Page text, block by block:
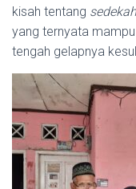
kisah tentang
yang ternyata
tengah gelapnya